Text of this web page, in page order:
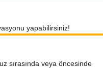
yapabilirsiniz!
sırasında veya öncesinde